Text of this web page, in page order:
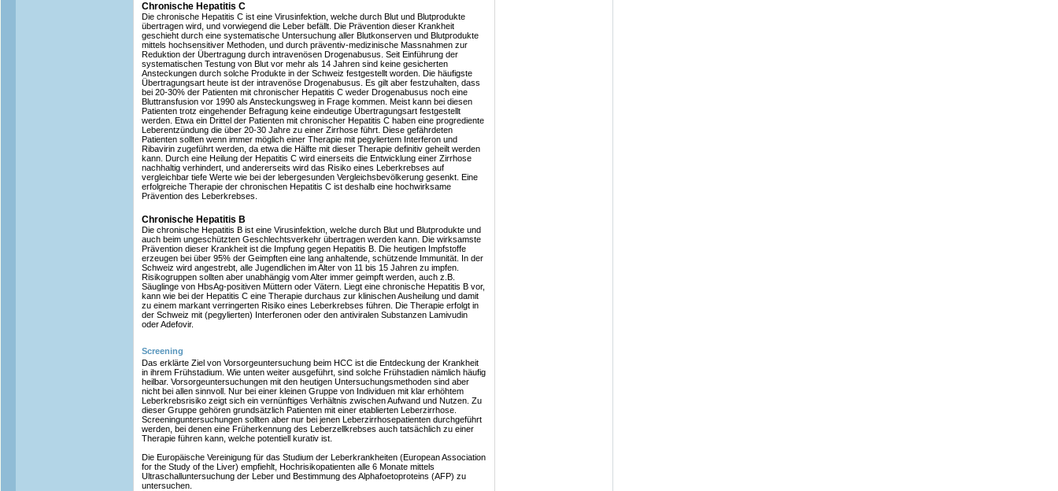
Chronische Hepatitis C
Die chronische Hepatitis C ist eine Virusinfektion, welche durch Blut und Blutprodukte
übertragen wird, und vorwiegend die Leber befällt. Die Prävention dieser Krankheit
geschieht durch eine systematische Untersuchung aller Blutkonserven und Blutprodukte
mittels hochsensitiver Methoden, und durch präventiv-medizinische Massnahmen zur
Reduktion der Übertragung durch intravenösen Drogenabusus. Seit Einführung der
systematischen Testung von Blut vor mehr als 14 Jahren sind keine gesicherten
Ansteckungen durch solche Produkte in der Schweiz festgestellt worden. Die häufigste
Übertragungsart heute ist der intravenöse Drogenabusus. Es gilt aber festzuhalten, dass
bei 20-30% der Patienten mit chronischer Hepatitis C weder Drogenabusus noch eine
Bluttransfusion vor 1990 als Ansteckungsweg in Frage kommen. Meist kann bei diesen
Patienten trotz eingehender Befragung keine eindeutige Übertragungsart festgestellt
werden. Etwa ein Drittel der Patienten mit chronischer Hepatitis C haben eine progrediente
Leberentzündung die über 20-30 Jahre zu einer Zirrhose führt. Diese gefährdeten
Patienten sollten wenn immer möglich einer Therapie mit pegyliertem Interferon und
Ribavirin zugeführt werden, da etwa die Hälfte mit dieser Therapie definitiv geheilt werden
kann. Durch eine Heilung der Hepatitis C wird einerseits die Entwicklung einer Zirrhose
nachhaltig verhindert, und andererseits wird das Risiko eines Leberkrebses auf
vergleichbar tiefe Werte wie bei der lebergesunden Vergleichsbevölkerung gesenkt. Eine
erfolgreiche Therapie der chronischen Hepatitis C ist deshalb eine hochwirksame
Prävention des Leberkrebses.
Chronische Hepatitis B
Die chronische Hepatitis B ist eine Virusinfektion, welche durch Blut und Blutprodukte und
auch beim ungeschützten Geschlechtsverkehr übertragen werden kann. Die wirksamste
Prävention dieser Krankheit ist die Impfung gegen Hepatitis B. Die heutigen Impfstoffe
erzeugen bei über 95% der Geimpften eine lang anhaltende, schützende Immunität. In der
Schweiz wird angestrebt, alle Jugendlichen im Alter von 11 bis 15 Jahren zu impfen.
Risikogruppen sollten aber unabhängig vom Alter immer geimpft werden, auch z.B.
Säuglinge von HbsAg-positiven Müttern oder Vätern. Liegt eine chronische Hepatitis B vor,
kann wie bei der Hepatitis C eine Therapie durchaus zur klinischen Ausheilung und damit
zu einem markant verringerten Risiko eines Leberkrebses führen. Die Therapie erfolgt in
der Schweiz mit (pegylierten) Interferonen oder den antiviralen Substanzen Lamivudin
oder Adefovir.
Screening
Das erklärte Ziel von Vorsorgeuntersuchung beim HCC ist die Entdeckung der Krankheit
in ihrem Frühstadium. Wie unten weiter ausgeführt, sind solche Frühstadien nämlich häufig
heilbar. Vorsorgeuntersuchungen mit den heutigen Untersuchungsmethoden sind aber
nicht bei allen sinnvoll. Nur bei einer kleinen Gruppe von Individuen mit klar erhöhtem
Leberkrebsrisiko zeigt sich ein vernünftiges Verhältnis zwischen Aufwand und Nutzen. Zu
dieser Gruppe gehören grundsätzlich Patienten mit einer etablierten Leberzirrhose.
Screeninguntersuchungen sollten aber nur bei jenen Leberzirrhosepatienten durchgeführt
werden, bei denen eine Früherkennung des Leberzellkrebses auch tatsächlich zu einer
Therapie führen kann, welche potentiell kurativ ist.
Die Europäische Vereinigung für das Studium der Leberkrankheiten (European Association
for the Study of the Liver) empfiehlt, Hochrisikopatienten alle 6 Monate mittels
Ultraschalluntersuchung der Leber und Bestimmung des Alphafoetoproteins (AFP) zu
untersuchen.